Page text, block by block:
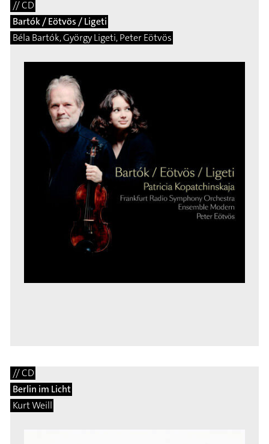
// CD
Bartók / Eötvös / Ligeti
Béla Bartók, György Ligeti, Peter Eötvös
// CD
Berlin im Licht
Kurt Weill